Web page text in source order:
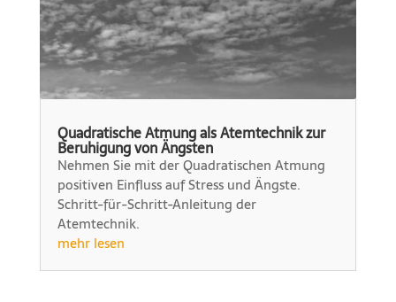
Quadratische Atmung als Atemtechnik zur
Beruhigung von Ängsten
Nehmen Sie mit der Quadratischen Atmung
positiven Einfluss auf Stress und Ängste.
Schritt-für-Schritt-Anleitung der
Atemtechnik.
mehr lesen